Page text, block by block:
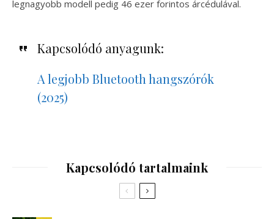
legnagyobb modell pedig 46 ezer forintos árcédulával.
Kapcsolódó anyagunk:
A legjobb Bluetooth hangszórók
(2025)
Kapcsolódó tartalmaink